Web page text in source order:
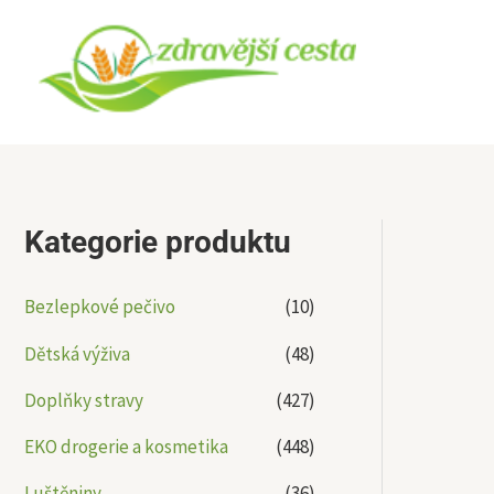
obsah
Kategorie produktu
Bezlepkové pečivo
(10)
Dětská výživa
(48)
Doplňky stravy
(427)
EKO drogerie a kosmetika
(448)